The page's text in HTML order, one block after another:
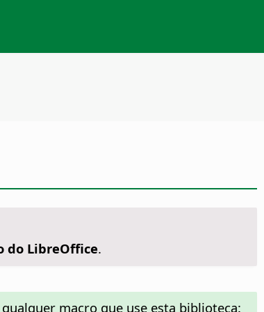
do LibreOffice.
macro que use esta biblioteca: